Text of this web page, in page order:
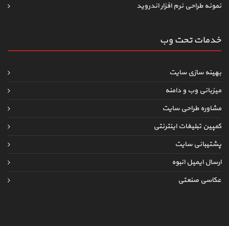
نمونه طراحی نرم افزار اندروید
خدمات تحت وب
بهینه سازی سایت
میزبانی وب و دامنه
مشاوره طراحی سایت
کمپین تبلیغات اینترنتی
پشتیبانی سایت
ارسال ایمیل انبوه
عکاسی صنعتی